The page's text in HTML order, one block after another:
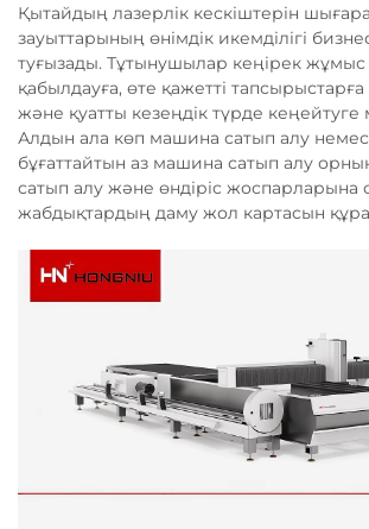
Қытайдың лазерлік кескіштерін
зауыттарының өнімдік икемділігі
туғызады. Тұтынушылар кеңірек жұмыс
қабылдауға, өте қажетті
және қуатты кезеңдік түрде кеңейтуге
Алдын ала көп машина сатып алу
бұғаттайтын аз машина сатып алу
сатып алу және өндіріс жоспарларына
жабдықтардың даму жол картасын